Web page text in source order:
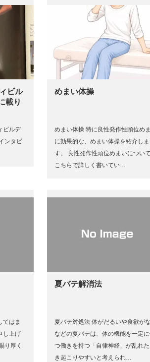
ビル
載り
ビルデ
ンタビ
めまい体操
めまい体操 特に良性発作性頭位め
に効果的な、めまい体操を紹介しま
す。 良性発作性頭位めまいについ
こちらで詳しく書いてい…
てはま
し上げ
り厚く
夏バテ解消法
夏バテ対処法 体がだるいや食欲が
などの夏バテは、体の機能を一定
つ働きを持つ「自律神経」が乱れた
き起こりやすいと考えられ…